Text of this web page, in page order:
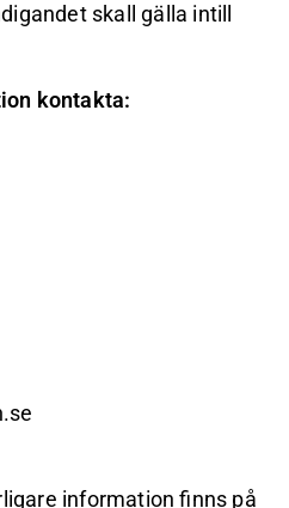
skall gälla intill
kontakta:
AB
information finns på